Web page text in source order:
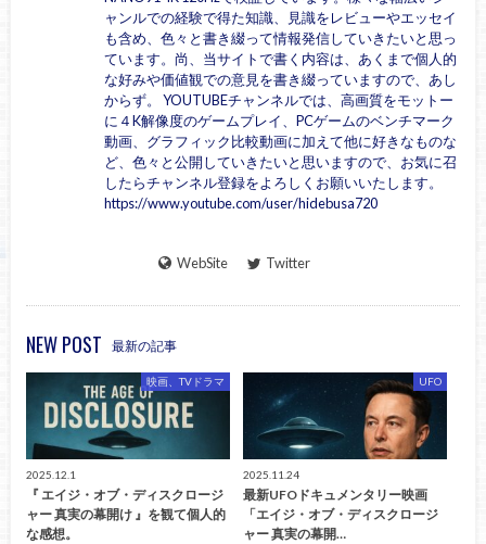
ャンルでの経験で得た知識、見識をレビューやエッセイ
も含め、色々と書き綴って情報発信していきたいと思っ
ています。尚、当サイトで書く内容は、あくまで個人的
な好みや価値観での意見を書き綴っていますので、あし
からず。 YOUTUBEチャンネルでは、高画質をモットー
に４K解像度のゲームプレイ、PCゲームのベンチマーク
動画、グラフィック比較動画に加えて他に好きなものな
ど、色々と公開していきたいと思いますので、お気に召
したらチャンネル登録をよろしくお願いいたします。
https://www.youtube.com/user/hidebusa720
WebSite Twitter
NEW POST 最新の記事
映画、TVドラマ
2025.12.1
『 エイジ・オブ・ディスクロージ
ャー 真実の幕開け 』を観て個人的
な感想。
UFO
2025.11.24
最新UFOドキュメンタリー映画
「エイジ・オブ・ディスクロージ
ャー 真実の幕開…